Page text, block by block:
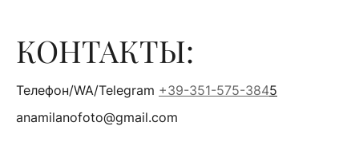
КОНТАКТЫ:
Телефон/WA/Telegram +39-351-575-3845
anamilanofoto@gmail.com